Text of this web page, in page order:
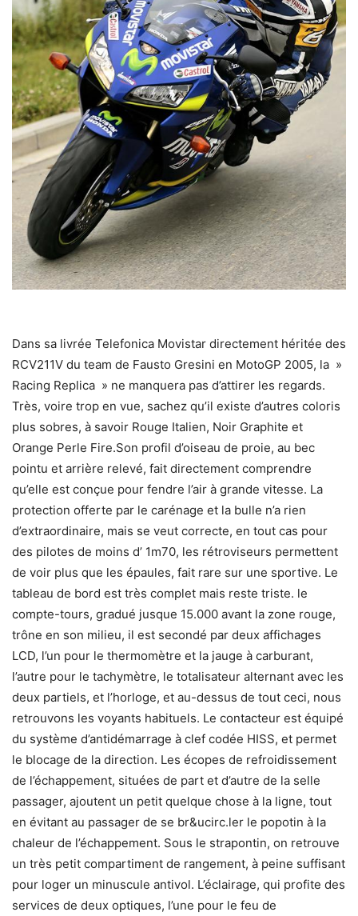
Dans sa livrée Telefonica Movistar directement héritée des
RCV211V du team de Fausto Gresini en MotoGP 2005, la »
Racing Replica » ne manquera pas d’attirer les regards.
Très, voire trop en vue, sachez qu’il existe d’autres coloris
plus sobres, à savoir Rouge Italien, Noir Graphite et
Orange Perle Fire.Son profil d’oiseau de proie, au bec
pointu et arrière relevé, fait directement comprendre
qu’elle est conçue pour fendre l’air à grande vitesse. La
protection offerte par le carénage et la bulle n’a rien
d’extraordinaire, mais se veut correcte, en tout cas pour
des pilotes de moins d’ 1m70, les rétroviseurs permettent
de voir plus que les épaules, fait rare sur une sportive. Le
tableau de bord est très complet mais reste triste. le
compte-tours, gradué jusque 15.000 avant la zone rouge,
trône en son milieu, il est secondé par deux affichages
LCD, l’un pour le thermomètre et la jauge à carburant,
l’autre pour le tachymètre, le totalisateur alternant avec les
deux partiels, et l’horloge, et au-dessus de tout ceci, nous
retrouvons les voyants habituels. Le contacteur est équipé
du système d’antidémarrage à clef codée HISS, et permet
le blocage de la direction. Les écopes de refroidissement
de l’échappement, situées de part et d’autre de la selle
passager, ajoutent un petit quelque chose à la ligne, tout
en évitant au passager de se br&ucirc.ler le popotin à la
chaleur de l’échappement. Sous le strapontin, on retrouve
un très petit compartiment de rangement, à peine suffisant
pour loger un minuscule antivol. L’éclairage, qui profite des
services de deux optiques, l’une pour le feu de